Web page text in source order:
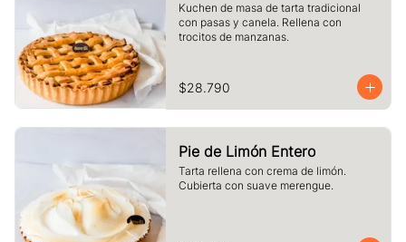
Kuchen de masa de tarta tradicional
con pasas y canela. Rellena con
trocitos de manzanas.
$28.790
Pie de Limón Entero
Tarta rellena con crema de limón.
Cubierta con suave merengue.